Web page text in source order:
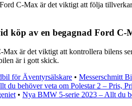
C-Max är det viktigt att följa
köp av en begagnad Ford C-
är det viktigt att kontrollera bilens
är i gott skick.
för Äventyrsälskare • Messerschmitt
du behöver veta om Polestar 2 – Pris,
• Nya BMW 5-serie 2023 – Allt du